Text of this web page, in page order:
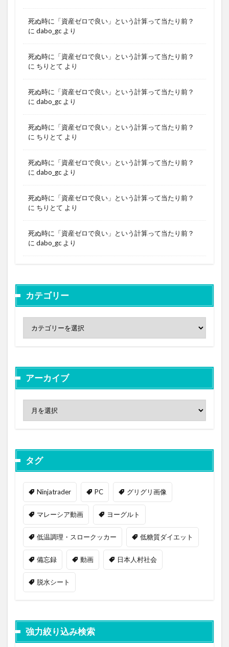
死ぬ時に「資産ゼロで良い」という計算って当たり前？
に dabo_gc より
死ぬ時に「資産ゼロで良い」という計算って当たり前？
に ちりとて より
死ぬ時に「資産ゼロで良い」という計算って当たり前？
に dabo_gc より
死ぬ時に「資産ゼロで良い」という計算って当たり前？
に ちりとて より
死ぬ時に「資産ゼロで良い」という計算って当たり前？
に dabo_gc より
死ぬ時に「資産ゼロで良い」という計算って当たり前？
に ちりとて より
死ぬ時に「資産ゼロで良い」という計算って当たり前？
に dabo_gc より
カテゴリー
アーカイブ
タグ
Ninjatrader PC グリグリ画像
マレーシア動画 ヨーグルト
低温調理・スロークッカー 低糖質ダイエット
備忘録 動画 日本人村社会
脱水シート
強力絞り込み検索